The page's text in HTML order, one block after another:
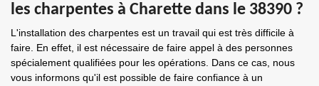
les charpentes à Charette dans le 38390 ?
L'installation des charpentes est un travail qui est très difficile à
faire. En effet, il est nécessaire de faire appel à des personnes
spécialement qualifiées pour les opérations. Dans ce cas, nous
vous informons qu'il est possible de faire confiance à un